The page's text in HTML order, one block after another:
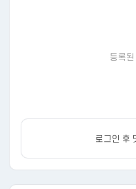
등록
로그인 후